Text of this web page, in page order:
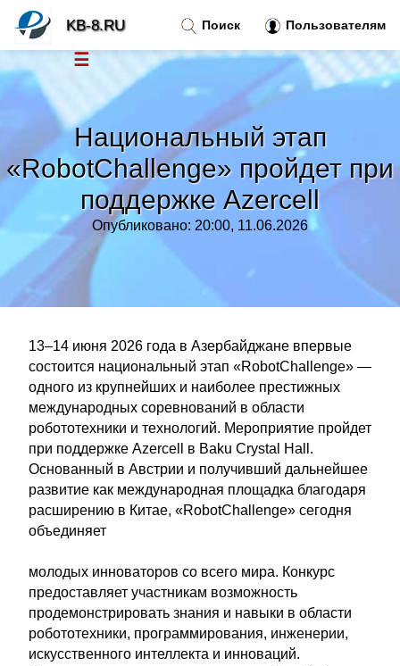
Национальный этап
«RobotChallenge» пройдет при
поддержке Azercell
Опубликовано: 20:00, 11.06.2026
13–14 июня 2026 года в Азербайджане впервые
состоится национальный этап «RobotChallenge» —
одного из крупнейших и наиболее престижных
международных соревнований в области
робототехники и технологий. Мероприятие пройдет
при поддержке Azercell в Baku Crystal Hall.
Основанный в Австрии и получивший дальнейшее
развитие как международная площадка благодаря
расширению в Китае, «RobotChallenge» сегодня
объединяет
молодых инноваторов со всего мира. Конкурс
предоставляет участникам возможность
продемонстрировать знания и навыки в области
робототехники, программирования, инженерии,
искусственного интеллекта и инноваций.
Поиск Пользователям
KB-8.RU
☰
Новости
Тренды новостей»
Рубрики»
Правила »
Контакт»